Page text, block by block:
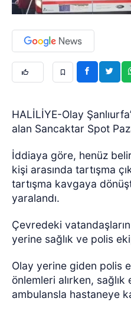
HALİLİYE-Olay
alan Sancaktar Spot
İddiaya göre, henüz
kişi arasında tartışma
tartışma kavgaya
yaralandı.
Çevredeki
yerine sağlık ve polis
Olay yerine giden polis
önlemleri alırken, sağlık
ambulansla hastaneye